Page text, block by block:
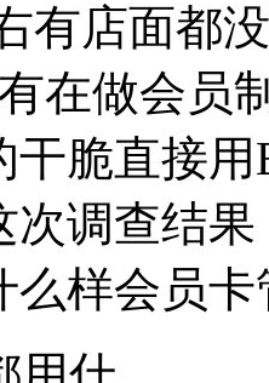
有店面都
在做会员
干脆直接
次调查结
么样会员